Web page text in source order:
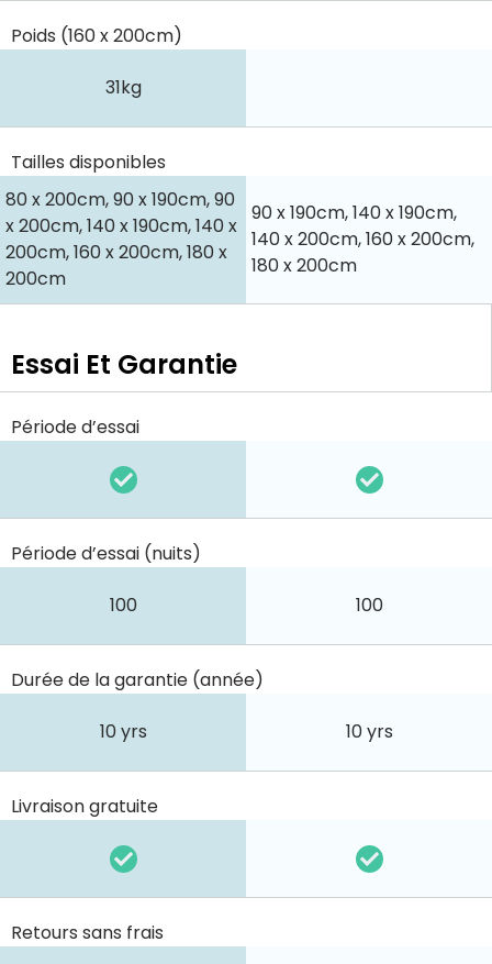
Poids (160 x 200cm)
31kg
Tailles disponibles
80 x 200cm, 90 x 190cm, 90
x 200cm, 140 x 190cm, 140 x
200cm, 160 x 200cm, 180 x
200cm
90 x 190cm, 140 x 190cm,
140 x 200cm, 160 x 200cm,
180 x 200cm
Essai Et Garantie
Période d’essai
Période d’essai (nuits)
100 100
Durée de la garantie (année)
10 yrs 10 yrs
Livraison gratuite
Retours sans frais